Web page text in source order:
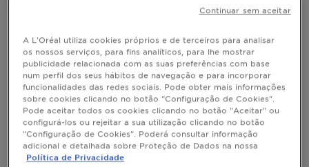
proporciona um toque de suavidade e
naturalidade. O balayage é um método em que a
resultado mais personalizado e menos rígido do
que as colorações tradicionais.
Ao contrário das madeixas tradicionais, que
costumam ser mais uniformes e marcadas, o
balayage caracteriza-se por uma transição suave e
gradual de cor, do tom natural do cabelo para o
tom caramelo. Esta técnica permite criar reflexos
luminosos e naturais, como se tivessem sido criados
pelo sol, conferindo um aspeto mais moderno e
sofisticado ao visual.
O resultado?Madeixas cor de carameloque
iluminam o rosto e realçam a beleza natural,
A L'Oréal utiliza cookies próprios e de terceiros para analisar
os nossos serviços, para fins analíticos, para lhe mostrar
publicidade relacionada com as suas preferências com base
num perfil dos seus hábitos de navegação e para incorporar
funcionalidades das redes sociais. Pode obter mais informações
sobre cookies clicando no botão "Configuração de Cookies".
Pode aceitar todos os cookies clicando no botão "Aceitar" ou
configurá-los ou rejeitar a sua utilização clicando no botão
"Configuração de Cookies". Poderá consultar informação
adicional e detalhada sobre Proteção de Dados na nossa
Política de Privacidade
Continuar sem aceitar